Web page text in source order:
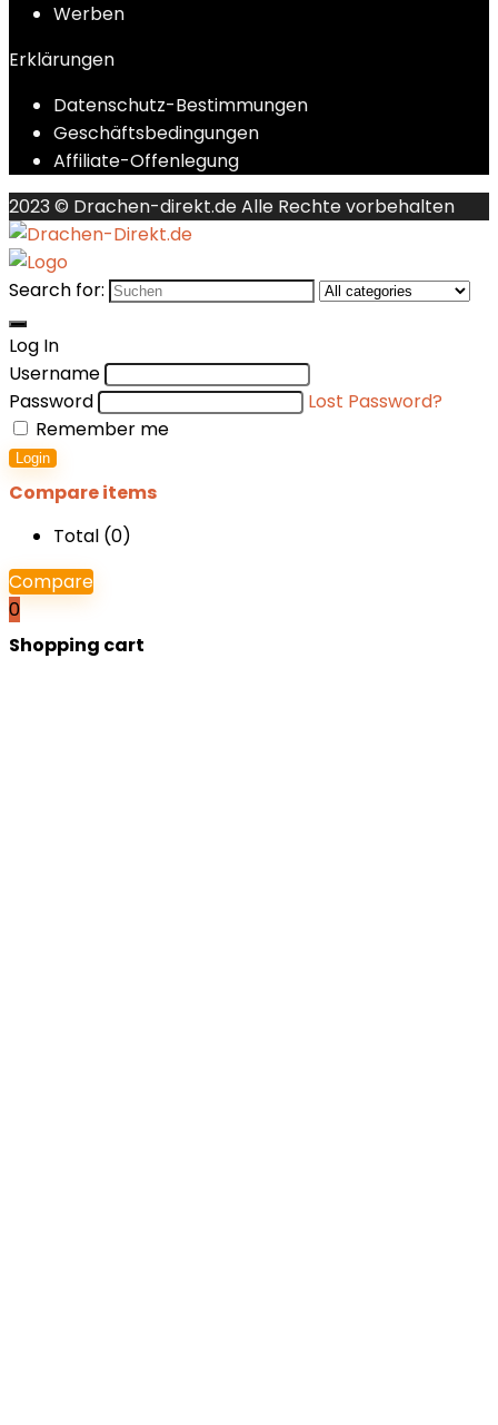
Werben
Erklärungen
Datenschutz-Bestimmungen
Geschäftsbedingungen
Affiliate-Offenlegung
2023 © Drachen-direkt.de Alle Rechte vorbehalten
Search for:
Log In
Username
Password
Lost Password?
Remember me
Login
Compare items
Total (0)
Compare
0
Shopping cart